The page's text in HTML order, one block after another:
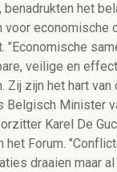
benadrukten het
voor economische
"Economische
veilige en
Zij zijn het hart van
Belgisch Minister
Karel De
Forum.
draaien maar